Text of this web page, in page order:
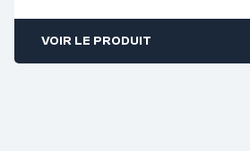
VOIR LE PRODUIT